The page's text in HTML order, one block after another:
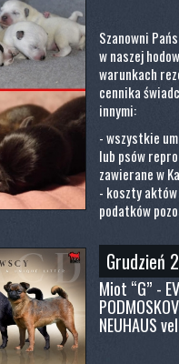
Szanowni
w naszej
warunkach
cennika
innymi:
- wszystkie
lub psów
zawierane w
- koszty
podatków
Grudzień
Miot “G” -
NEUHAUS